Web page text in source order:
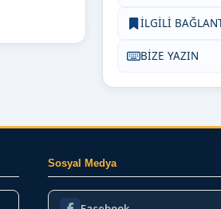
İLGİLİ
BİZE YAZIN
Sosyal Medya